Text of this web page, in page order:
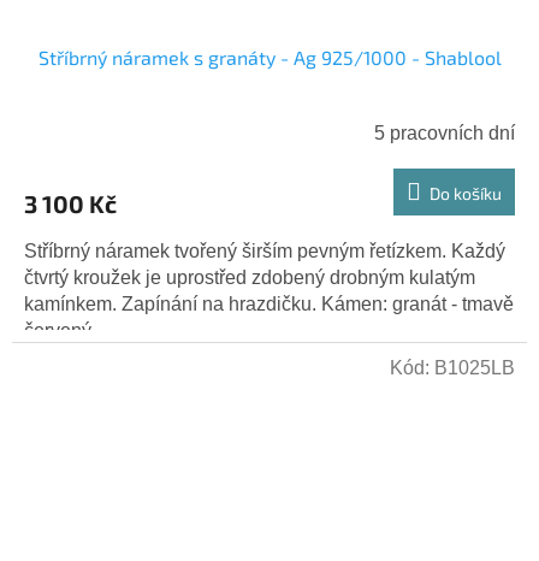
Stříbrný náramek s granáty - Ag 925/1000 - Shablool
5 pracovních dní
3 100 Kč Do košíku
Stříbrný náramek tvořený širším pevným řetízkem. Každý
čtvrtý kroužek je uprostřed zdobený drobným kulatým
kamínkem. Zapínání na hrazdičku. Kámen: granát - tmavě
červený...
Kód: B1025LB